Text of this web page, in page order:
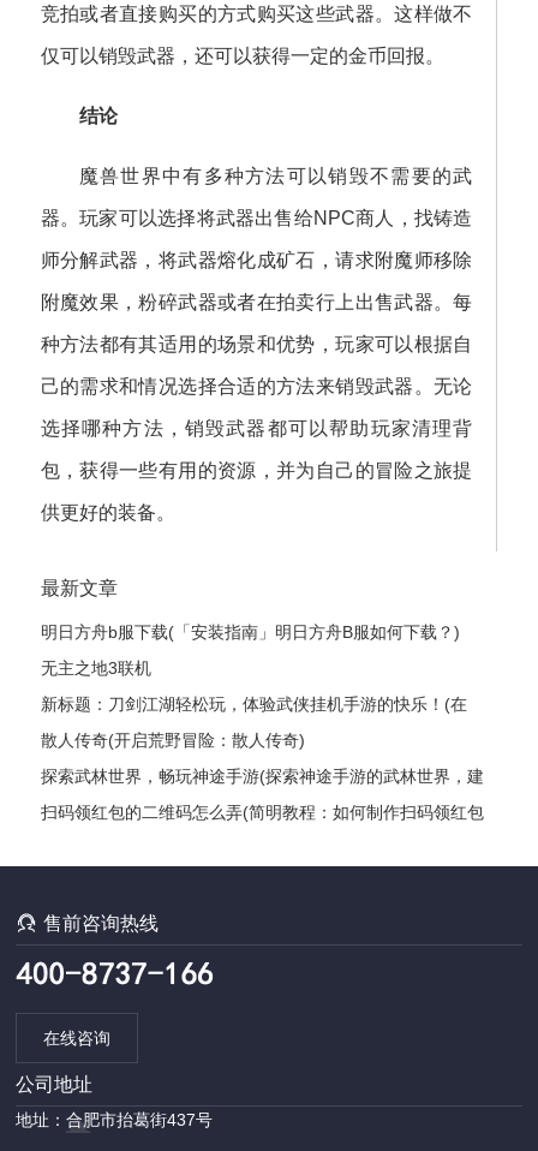
竞拍或者直接购买的方式购买这些武器。这样做不
仅可以销毁武器，还可以获得一定的金币回报。
结论
魔兽世界中有多种方法可以销毁不需要的武
器。玩家可以选择将武器出售给NPC商人，找铸造
师分解武器，将武器熔化成矿石，请求附魔师移除
附魔效果，粉碎武器或者在拍卖行上出售武器。每
种方法都有其适用的场景和优势，玩家可以根据自
己的需求和情况选择合适的方法来销毁武器。无论
选择哪种方法，销毁武器都可以帮助玩家清理背
包，获得一些有用的资源，并为自己的冒险之旅提
供更好的装备。
最新文章
明日方舟b服下载(「安装指南」明日方舟B服如何下载？)
无主之地3联机
新标题：刀剑江湖轻松玩，体验武侠挂机手游的快乐！(在
《刀剑江湖》中尽情畅游，感受武侠世界的奥秘！)
散人传奇(开启荒野冒险：散人传奇)
探索武林世界，畅玩神途手游(探索神途手游的武林世界，建
立你的传奇故事)
扫码领红包的二维码怎么弄(简明教程：如何制作扫码领红包
售前咨询热线
在线咨询
公司地址
地址：合肥市抬葛街437号